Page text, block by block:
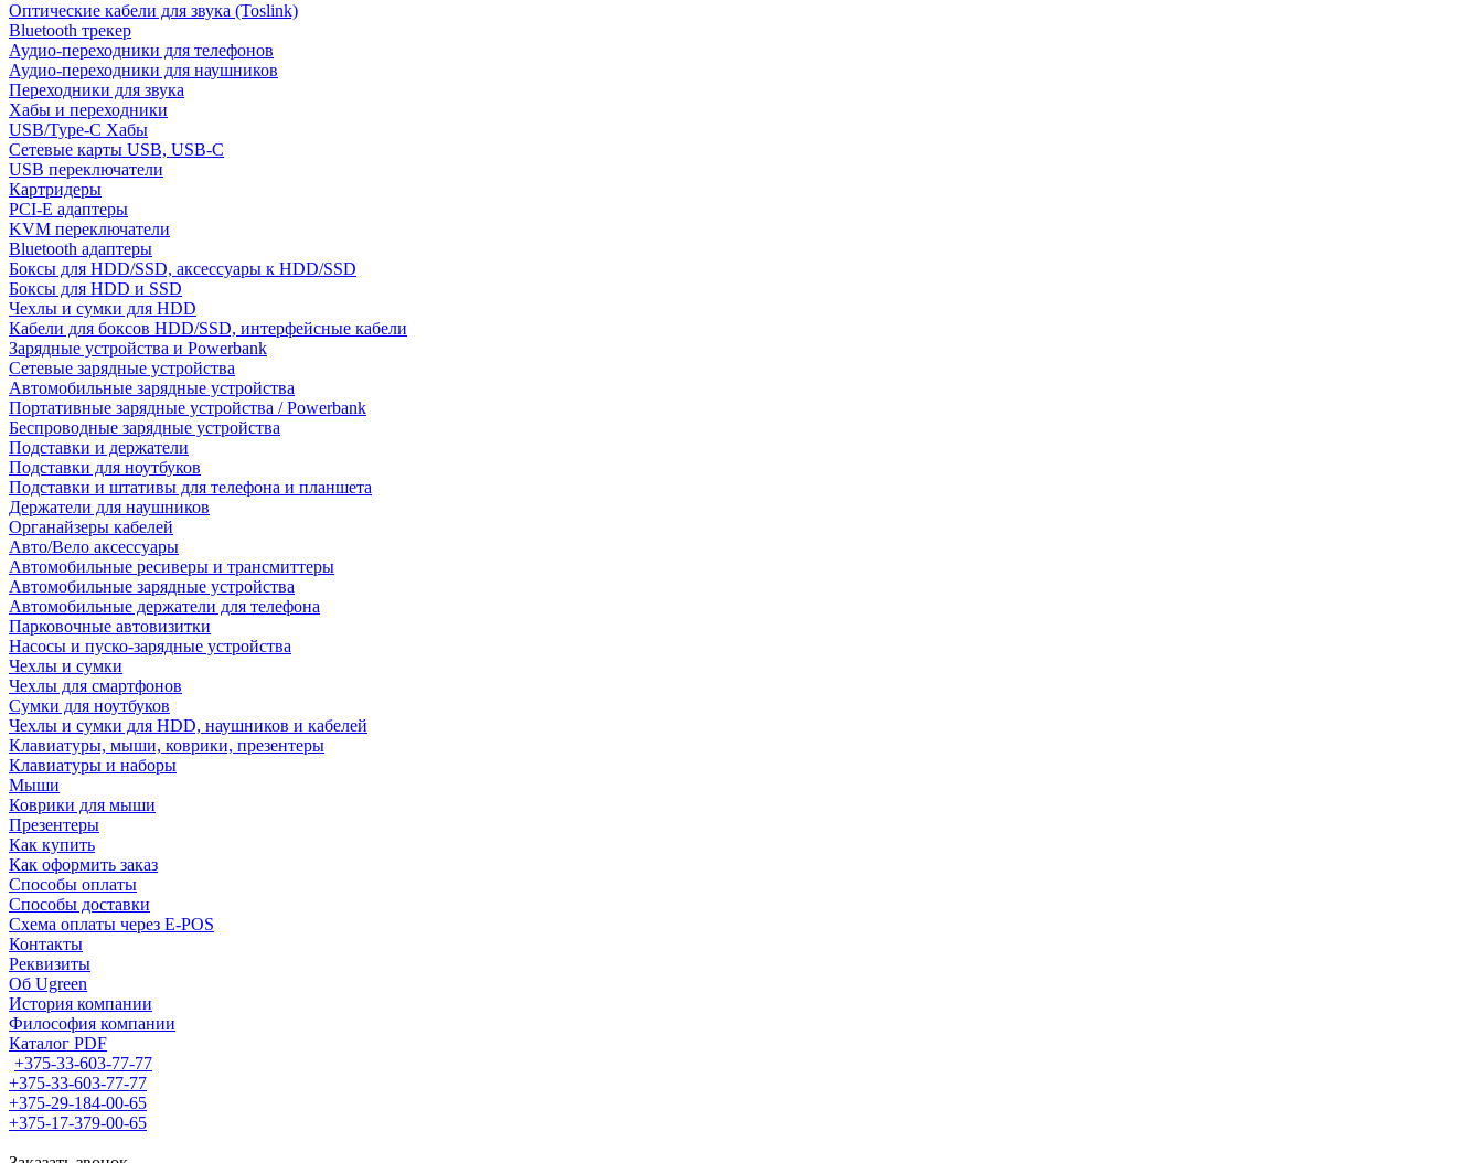
Оптические кабели для звука (Toslink)
Bluetooth трекер
Аудио-переходники для телефонов
Аудио-переходники для наушников
Переходники для звука
Хабы и переходники
USB/Type-C Хабы
Сетевые карты USB, USB-C
USB переключатели
Картридеры
PCI-E адаптеры
KVM переключатели
Bluetooth адаптеры
Боксы для HDD/SSD, аксессуары к HDD/SSD
Боксы для HDD и SSD
Чехлы и сумки для HDD
Кабели для боксов HDD/SSD, интерфейсные кабели
Зарядные устройства и Powerbank
Сетевые зарядные устройства
Автомобильные зарядные устройства
Портативные зарядные устройства / Powerbank
Беспроводные зарядные устройства
Подставки и держатели
Подставки для ноутбуков
Подставки и штативы для телефона и планшета
Держатели для наушников
Органайзеры кабелей
Авто/Вело аксессуары
Автомобильные ресиверы и трансмиттеры
Автомобильные зарядные устройства
Автомобильные держатели для телефона
Парковочные автовизитки
Насосы и пуско-зарядные устройства
Чехлы и сумки
Чехлы для смартфонов
Сумки для ноутбуков
Чехлы и сумки для HDD, наушников и кабелей
Клавиатуры, мыши, коврики, презентеры
Клавиатуры и наборы
Мыши
Коврики для мыши
Презентеры
Как купить
Как оформить заказ
Способы оплаты
Способы доставки
Схема оплаты через E-POS
Контакты
Реквизиты
Об Ugreen
История компании
Философия компании
Каталог PDF
+375-33-603-77-77
+375-33-603-77-77
+375-29-184-00-65
+375-17-379-00-65